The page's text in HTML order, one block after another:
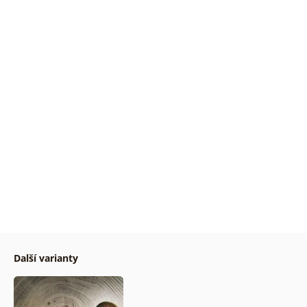
Další varianty